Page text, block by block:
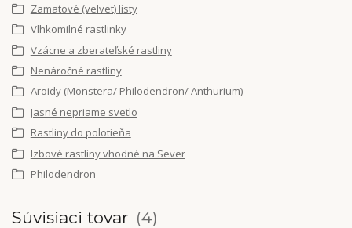
Zamatové (velvet) listy
Vlhkomilné rastlinky
Vzácne a zberateľské rastliny
Nenáročné rastliny
Aroidy (Monstera/ Philodendron/ Anthurium)
Jasné nepriame svetlo
Rastliny do polotieňa
Izbové rastliny vhodné na Sever
Philodendron
Súvisiaci tovar 4